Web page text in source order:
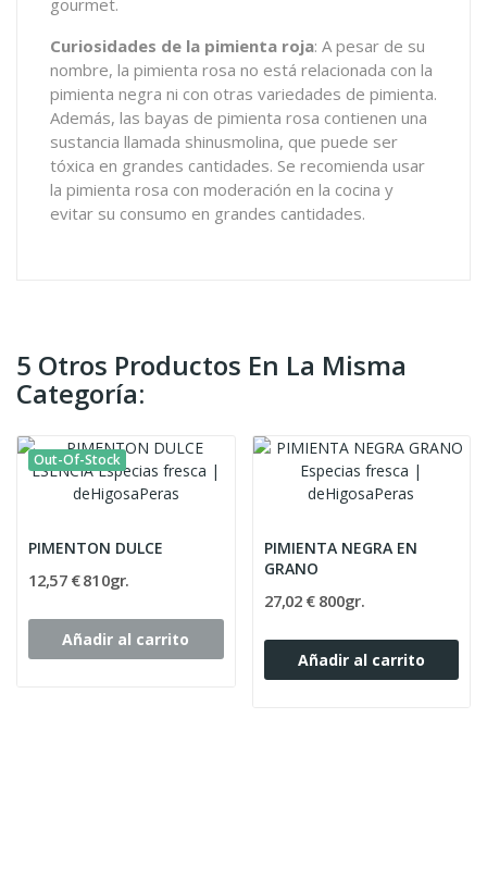
gourmet.
Curiosidades de la pimienta roja: A pesar de su
nombre, la pimienta rosa no está relacionada con la
pimienta negra ni con otras variedades de pimienta.
Además, las bayas de pimienta rosa contienen una
sustancia llamada shinusmolina, que puede ser
tóxica en grandes cantidades. Se recomienda usar
la pimienta rosa con moderación en la cocina y
evitar su consumo en grandes cantidades.
5 Otros Productos En La Misma
Categoría:
Out-Of-Stock
PIMENTON DULCE
12,57 € 810gr.
Añadir al carrito
PIMIENTA NEGRA EN
GRANO
27,02 € 800gr.
Añadir al carrito